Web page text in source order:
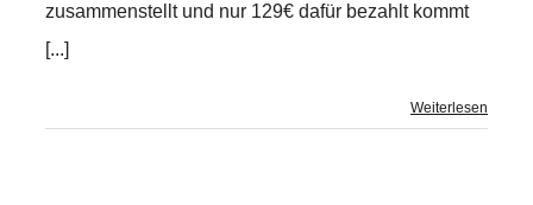
zusammenstellt und nur 129€ dafür bezahlt kommt
[...]
Weiterlesen